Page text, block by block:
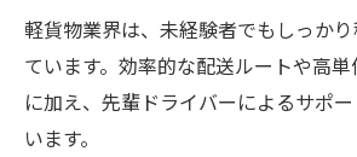
軽貨物業界は、未経験者でもしっか
ています。効率的な配送ルートや高
に加え、先輩ドライバーによるサポ
います。